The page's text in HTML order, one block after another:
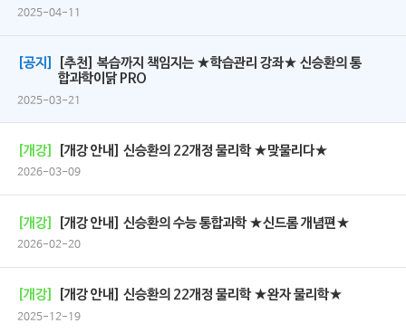
2025-04-11
[공지]
[추천] 복습까지 책임지는 ★학습관리 강좌★ 신승환의 통
합과학이닭 PRO
2025-03-21
[개강] [개강 안내] 신승환의 22개정 물리학 ★맞물리다★
2026-03-09
[개강] [개강 안내] 신승환의 수능 통합과학 ★신드롬 개념편★
2026-02-20
[개강] [개강 안내] 신승환의 22개정 물리학 ★완자 물리학★
2025-12-19